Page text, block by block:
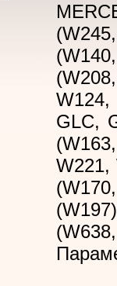
GLC,
W221,